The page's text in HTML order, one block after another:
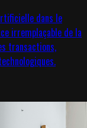
dans le
irremplaçable de la
transactions,